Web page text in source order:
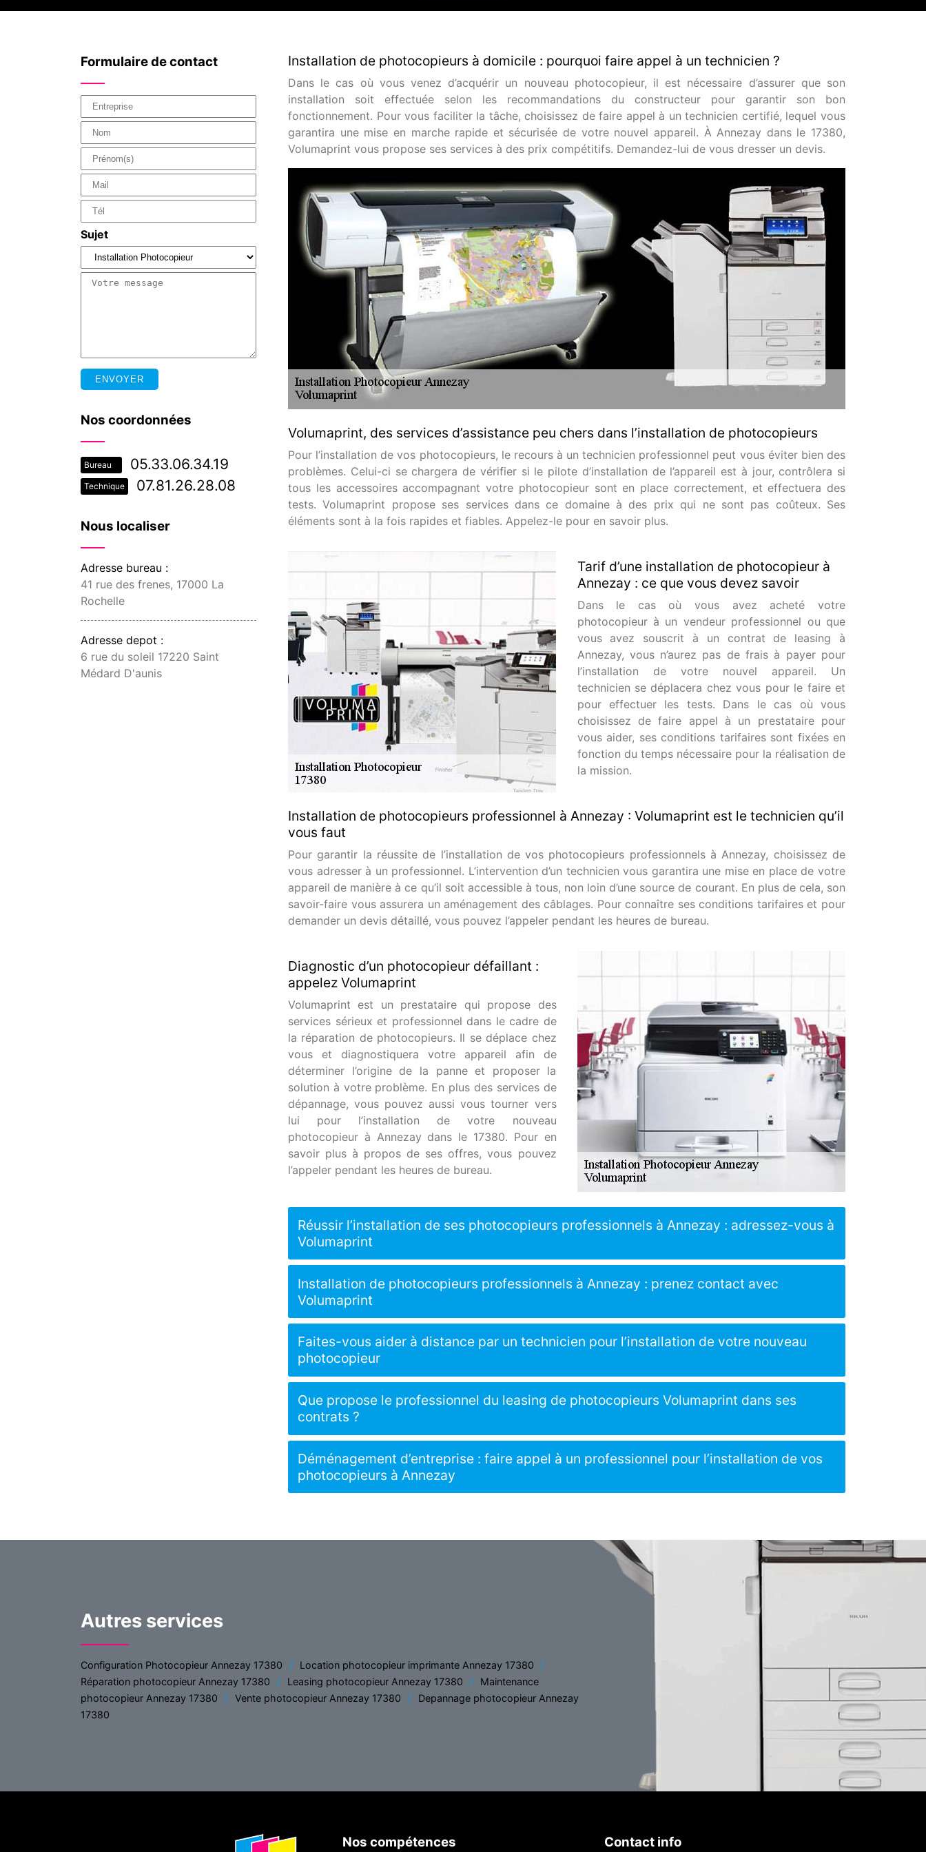
Formulaire de contact
Sujet
Nos coordonnées
Bureau 05.33.06.34.19
Technique 07.81.26.28.08
Nous localiser
Adresse bureau :
41 rue des frenes, 17000 La
Rochelle
Adresse depot :
6 rue du soleil 17220 Saint
Médard D'aunis
Installation de photocopieurs à domicile : pourquoi faire appel à un technicien ?
Dans le cas où vous venez d’acquérir un nouveau photocopieur, il est nécessaire d’assurer que son
installation soit effectuée selon les recommandations du constructeur pour garantir son bon
fonctionnement. Pour vous faciliter la tâche, choisissez de faire appel à un technicien certifié, lequel vous
garantira une mise en marche rapide et sécurisée de votre nouvel appareil. À Annezay dans le 17380,
Volumaprint vous propose ses services à des prix compétitifs. Demandez-lui de vous dresser un devis.
Volumaprint, des services d’assistance peu chers dans l’installation de photocopieurs
Pour l’installation de vos photocopieurs, le recours à un technicien professionnel peut vous éviter bien des
problèmes. Celui-ci se chargera de vérifier si le pilote d’installation de l’appareil est à jour, contrôlera si
tous les accessoires accompagnant votre photocopieur sont en place correctement, et effectuera des
tests. Volumaprint propose ses services dans ce domaine à des prix qui ne sont pas coûteux. Ses
éléments sont à la fois rapides et fiables. Appelez-le pour en savoir plus.
Tarif d’une installation de photocopieur à
Annezay : ce que vous devez savoir
Dans le cas où vous avez acheté votre
photocopieur à un vendeur professionnel ou que
vous avez souscrit à un contrat de leasing à
Annezay, vous n’aurez pas de frais à payer pour
l’installation de votre nouvel appareil. Un
technicien se déplacera chez vous pour le faire et
pour effectuer les tests. Dans le cas où vous
choisissez de faire appel à un prestataire pour
vous aider, ses conditions tarifaires sont fixées en
fonction du temps nécessaire pour la réalisation de
la mission.
Installation de photocopieurs professionnel à Annezay : Volumaprint est le technicien qu’il
vous faut
Pour garantir la réussite de l’installation de vos photocopieurs professionnels à Annezay, choisissez de
vous adresser à un professionnel. L’intervention d’un technicien vous garantira une mise en place de votre
appareil de manière à ce qu’il soit accessible à tous, non loin d’une source de courant. En plus de cela, son
savoir-faire vous assurera un aménagement des câblages. Pour connaître ses conditions tarifaires et pour
demander un devis détaillé, vous pouvez l’appeler pendant les heures de bureau.
Diagnostic d’un photocopieur défaillant :
appelez Volumaprint
Volumaprint est un prestataire qui propose des
services sérieux et professionnel dans le cadre de
la réparation de photocopieurs. Il se déplace chez
vous et diagnostiquera votre appareil afin de
déterminer l’origine de la panne et proposer la
solution à votre problème. En plus des services de
dépannage, vous pouvez aussi vous tourner vers
lui pour l’installation de votre nouveau
photocopieur à Annezay dans le 17380. Pour en
savoir plus à propos de ses offres, vous pouvez
l’appeler pendant les heures de bureau.
Réussir l’installation de ses photocopieurs professionnels à Annezay : adressez-vous à
Volumaprint
Installation de photocopieurs professionnels à Annezay : prenez contact avec
Volumaprint
Faites-vous aider à distance par un technicien pour l’installation de votre nouveau
photocopieur
Que propose le professionnel du leasing de photocopieurs Volumaprint dans ses
contrats ?
Déménagement d’entreprise : faire appel à un professionnel pour l’installation de vos
photocopieurs à Annezay
Autres services
Configuration Photocopieur Annezay 17380
Location photocopieur imprimante Annezay 17380
Réparation photocopieur Annezay 17380
Leasing photocopieur Annezay 17380
Maintenance
photocopieur Annezay 17380
Vente photocopieur Annezay 17380
Depannage photocopieur Annezay
17380
Nos compétences Contact info